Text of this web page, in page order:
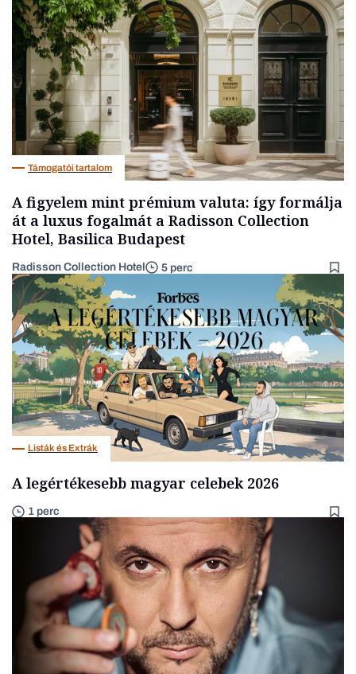
Társadalom
Támogatói tartalom
A figyelem mint prémium valuta: így formálja
át a luxus fogalmát a Radisson Collection
Hotel, Basilica Budapest
Radisson Collection Hotel 5 perc
Listák és Extrák
A legértékesebb magyar celebek 2026
1 perc